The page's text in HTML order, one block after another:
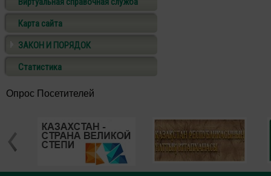
Карта сайта
ЗАКОН И ПОРЯДОК
Статистика
Опрос Посетителей